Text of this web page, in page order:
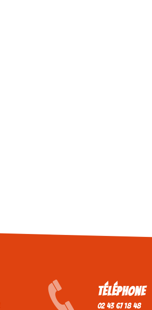
Téléphone
02 43 67 18 48